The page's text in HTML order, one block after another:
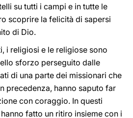
su tutti i campi e in tutte le
scoprire la felicità di sapersi
di Dio.
i religiosi e le religiose sono
sforzo perseguito dalle
di una parte dei missionari che
precedenza, hanno saputo far
con coraggio. In questi
hanno fatto un ritiro insieme con i